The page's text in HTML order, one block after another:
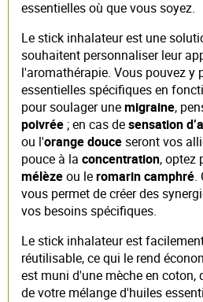
essentielles où que vous soyez.
Le stick inhalateur est une
souhaitent personnaliser leur
l'aromathérapie. Vous pouvez y
essentielles spécifiques en
pour soulager unemigraine,
poivrée ; en cas desensation
ou l'orange douceseront vos
pouce à la concentration, optez
mélèzeou leromarin camphré.
vous permet de créer des
vos besoins spécifiques.
Le stick inhalateur est
réutilisable, ce qui le rend
est muni d'une mèche en coton,
de votre mélange d'huiles